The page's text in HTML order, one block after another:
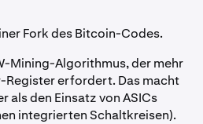
Fork des Bitcoin-Codes.
Mining-Algorithmus, der mehr
Register erfordert. Das macht
als den Einsatz von ASICs
integrierten Schaltkreisen).